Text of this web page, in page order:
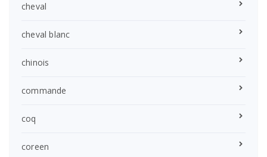
cheval
cheval blanc
chinois
commande
coq
coreen